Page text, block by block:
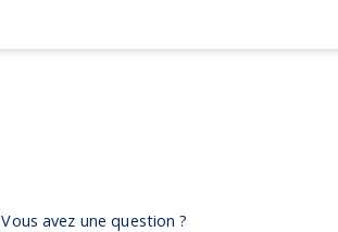
Vous avez une question ?